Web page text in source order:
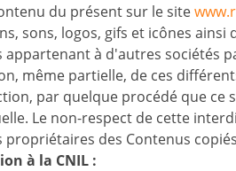
du présent sur le site
sons, logos, gifs et icônes
appartenant à d'autres sociétés
même partielle, de ces
par quelque procédé que ce
Le non-respect de cette
propriétaires des Contenus
à la CNIL :